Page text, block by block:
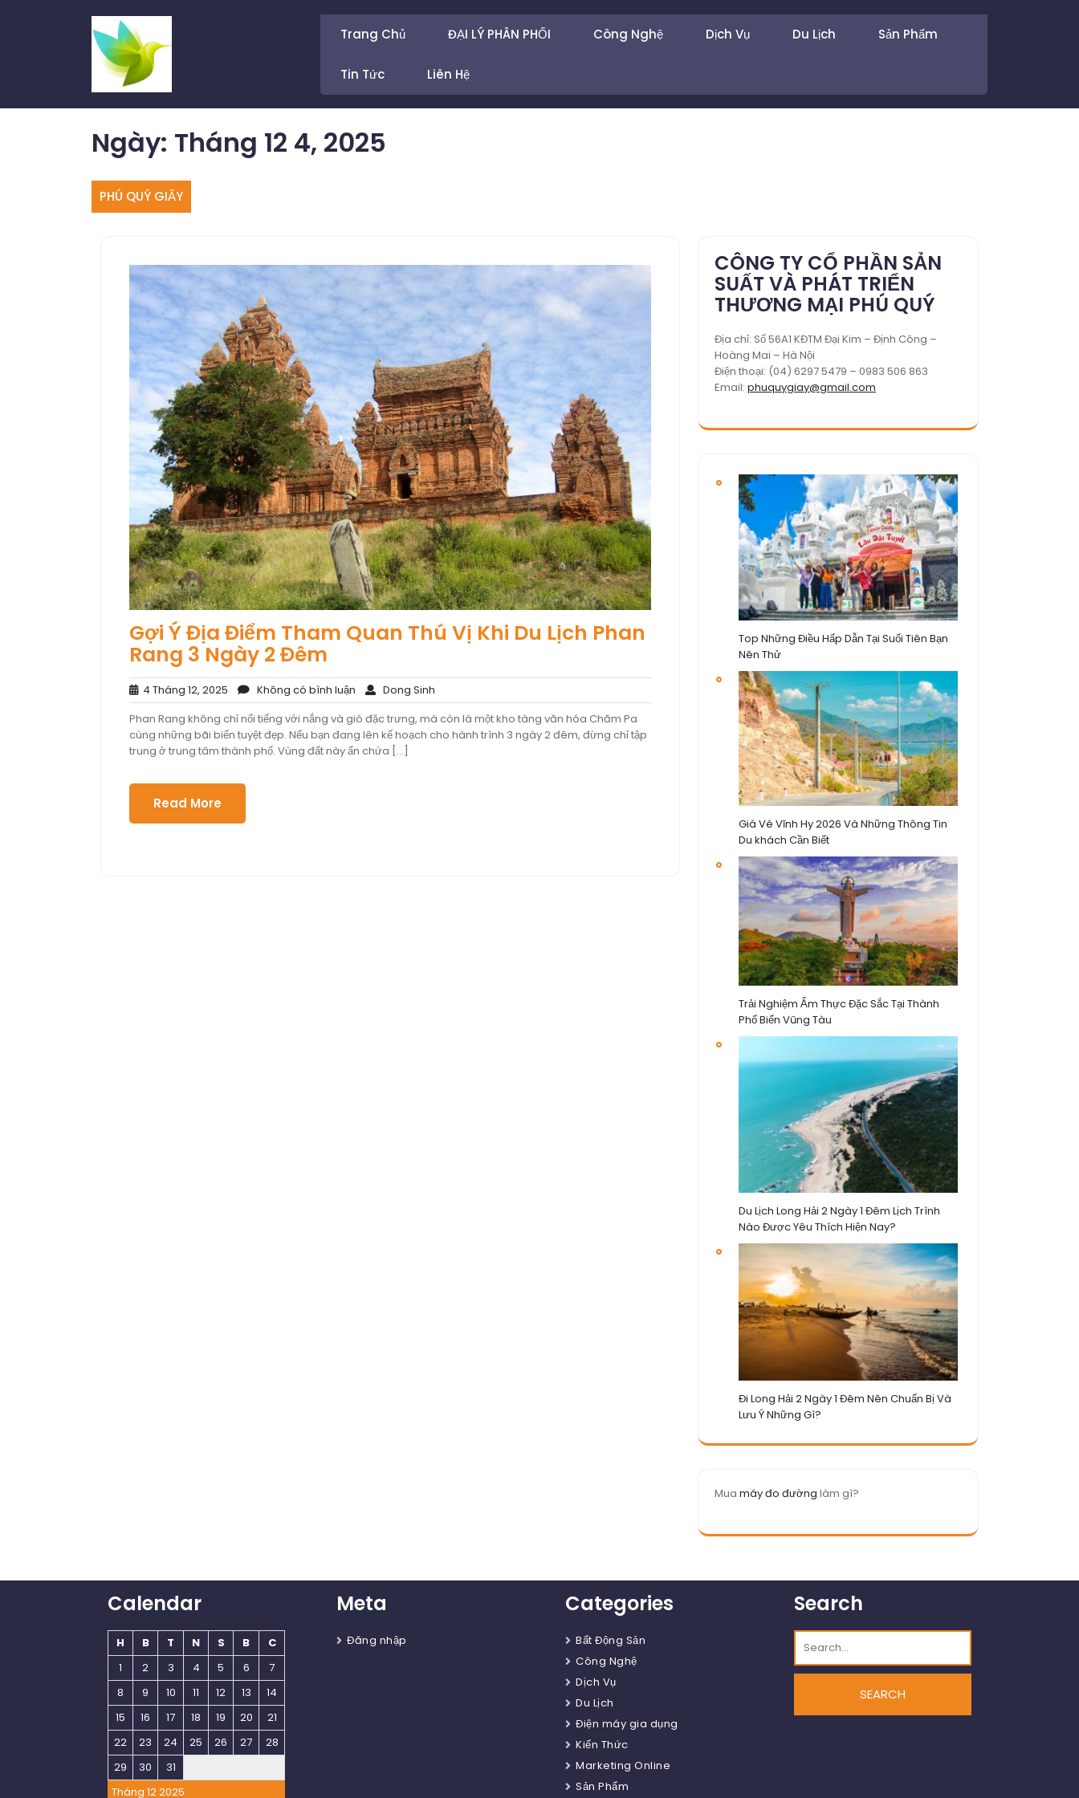
Trang Chủ ĐẠI LÝ PHÂN PHỐI Công Nghệ Dịch Vụ Du Lịch Sản Phẩm
Tin Tức Liên Hệ
Ngày: Tháng 12 4, 2025
PHÚ QUÝ GIẤY
Gợi Ý Địa Điểm Tham Quan Thú Vị Khi Du Lịch Phan
Rang 3 Ngày 2 Đêm
4 Tháng 12, 2025
Tháng
12,
2025
Không có bình luận Không
có
bình
luận
Dong Sinh
Sinh
Phan Rang không chỉ nổi tiếng với nắng và gió đặc trưng, mà còn là một kho tàng văn hóa Chăm Pa
cùng những bãi biển tuyệt đẹp. Nếu bạn đang lên kế hoạch cho hành trình 3 ngày 2 đêm, đừng chỉ tập
trung ở trung tâm thành phố. Vùng đất này ẩn chứa […]
Read More
CÔNG TY CỔ PHẦN SẢN
SUẤT VÀ PHÁT TRIỂN
THƯƠNG MẠI PHÚ QUÝ
Địa chỉ: Số 56A1 KĐTM Đại Kim – Định Công –
Hoàng Mai – Hà Nội
Điện thoại: (04) 6297 5479 – 0983 506 863
Email: phuquygiay@gmail.com
Top Những Điều Hấp Dẫn Tại Suối Tiên Bạn
Nên Thử
Giá Vé Vĩnh Hy 2026 Và Những Thông Tin
Du khách Cần Biết
Trải Nghiệm Ẩm Thực Đặc Sắc Tại Thành
Phố Biển Vũng Tàu
Du Lịch Long Hải 2 Ngày 1 Đêm Lịch Trình
Nào Được Yêu Thích Hiện Nay?
Đi Long Hải 2 Ngày 1 Đêm Nên Chuẩn Bị Và
Lưu Ý Những Gì?
Mua máy đo đường làm gì?
Calendar
Tháng 12 2025
H B T N S B
C
1
2 3 4 5 6
7
8
9 10 11 12 13
14
15
16 17 18 19 20
21
22
23 24 25 26 27
28
29
30 31
Meta
Đăng nhập
Categories
Bất Động Sản
Công Nghệ
Dịch Vụ
Du Lịch
Điện máy gia dụng
Kiến Thức
Marketing Online
Sản Phẩm
Search